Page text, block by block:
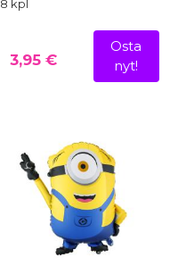
8 kpl
3,95 €
Osta
nyt!